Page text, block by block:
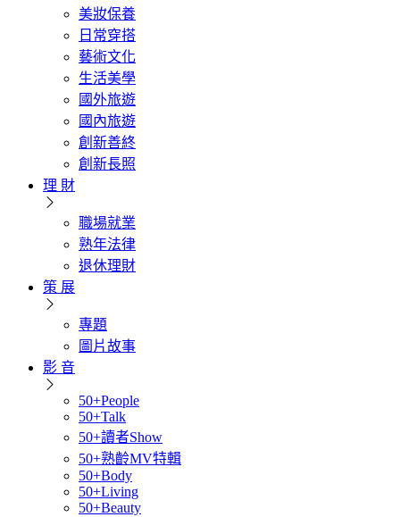
美妝保養
日常穿搭
藝術文化
生活美學
國外旅遊
國內旅遊
創新善終
創新長照
理 財
職場就業
熟年法律
退休理財
策 展
專題
圖片故事
影 音
50+People
50+Talk
50+讀者Show
50+熟齡MV特輯
50+Body
50+Living
50+Beauty